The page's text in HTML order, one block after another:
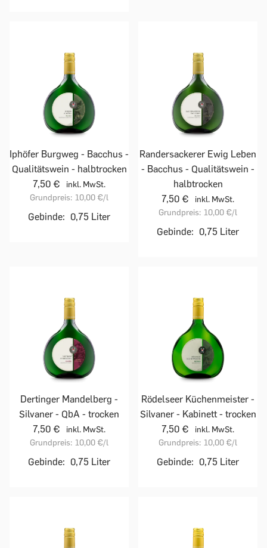
Iphöfer Burgweg - Bacchus -
Qualitätswein - halbtrocken
7,50 €
inkl. MwSt.
Grundpreis: 10,00 €/l
Gebinde: 0,75 Liter
Randersackerer Ewig Leben
- Bacchus - Qualitätswein -
halbtrocken
7,50 €
inkl. MwSt.
Grundpreis: 10,00 €/l
Gebinde: 0,75 Liter
Dertinger Mandelberg -
Silvaner - QbA - trocken
7,50 €
inkl. MwSt.
Grundpreis: 10,00 €/l
Gebinde: 0,75 Liter
Rödelseer Küchenmeister -
Silvaner - Kabinett - trocken
7,50 €
inkl. MwSt.
Grundpreis: 10,00 €/l
Gebinde: 0,75 Liter